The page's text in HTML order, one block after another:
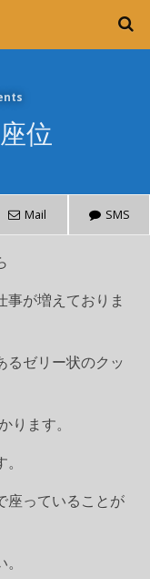
位
Mail SMS
事が増えておりま
るゼリー状のクッ
ります。
座っていることが